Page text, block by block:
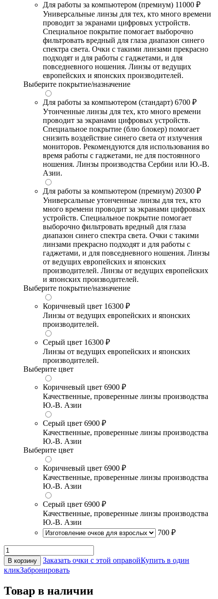
Для работы за компьютером (премиум) 11000 ₽
Универсальные линзы для тех, кто много времени
проводит за экранами цифровых устройств.
Специальное покрытие помогает выборочно
фильтровать вредный для глаза диапазон синего
спектра света. Очки с такими линзами прекрасно
подходят и для работы с гаджетами, и для
повседневного ношения. Линзы от ведущих
европейских и японских производителей.
Выберите покрытие/назначение
Для работы за компьютером (стандарт) 6700 ₽
Утонченные линзы для тех, кто много времени
проводит за экранами цифровых устройств.
Специальное покрытие (блю блокер) помогает
снизить воздействие синего света от излучения
мониторов. Рекомендуются для использования во
время работы с гаджетами, не для постоянного
ношения. Линзы производства Сербии или Ю.-В.
Азии.
Для работы за компьютером (премиум) 20300 ₽
Универсальные утонченные линзы для тех, кто
много времени проводит за экранами цифровых
устройств. Специальное покрытие помогает
выборочно фильтровать вредный для глаза
диапазон синего спектра света. Очки с такими
линзами прекрасно подходят и для работы с
гаджетами, и для повседневного ношения. Линзы
от ведущих европейских и японских
производителей. Линзы от ведущих европейских
и японских производителей.
Выберите покрытие/назначение
Коричневый цвет 16300 ₽
Линзы от ведущих европейских и японских
производителей.
Серый цвет 16300 ₽
Линзы от ведущих европейских и японских
производителей.
Выберите цвет
Коричневый цвет 6900 ₽
Качественные, проверенные линзы производства
Ю.-В. Азии
Серый цвет 6900 ₽
Качественные, проверенные линзы производства
Ю.-В. Азии
Выберите цвет
Коричневый цвет 6900 ₽
Качественные, проверенные линзы производства
Ю.-В. Азии
Серый цвет 6900 ₽
Качественные, проверенные линзы производства
Ю.-В. Азии
700 ₽
В корзину Заказать очки с этой оправойКупить в один
кликЗабронировать
Товар в наличии